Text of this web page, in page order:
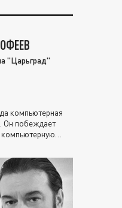
"Царьград"
компьютерная
Он побеждает
компьютерную